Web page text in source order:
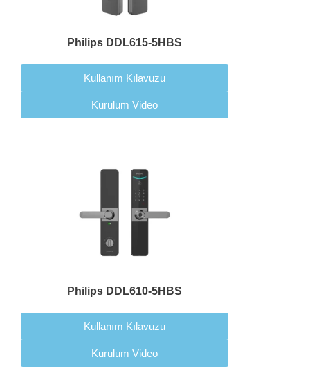
Philips DDL615-5HBS
Kullanım Kılavuzu
Kurulum Video
Philips DDL610-5HBS
Kullanım Kılavuzu
Kurulum Video